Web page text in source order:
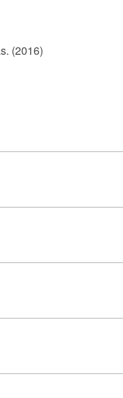
(2016)